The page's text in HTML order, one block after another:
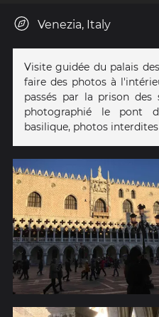
Venezia, Italy
Visite guidée du palais
faire des photos à
passés par la prison
photographié le pont
basilique, photos